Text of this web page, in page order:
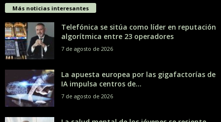
Más noticias interesantes
Telefónica se sitúa como líder en reputación
algorítmica entre 23 operadores
7 de agosto de 2026
La apuesta europea por las gigafactorías de
IA impulsa centros de...
7 de agosto de 2026